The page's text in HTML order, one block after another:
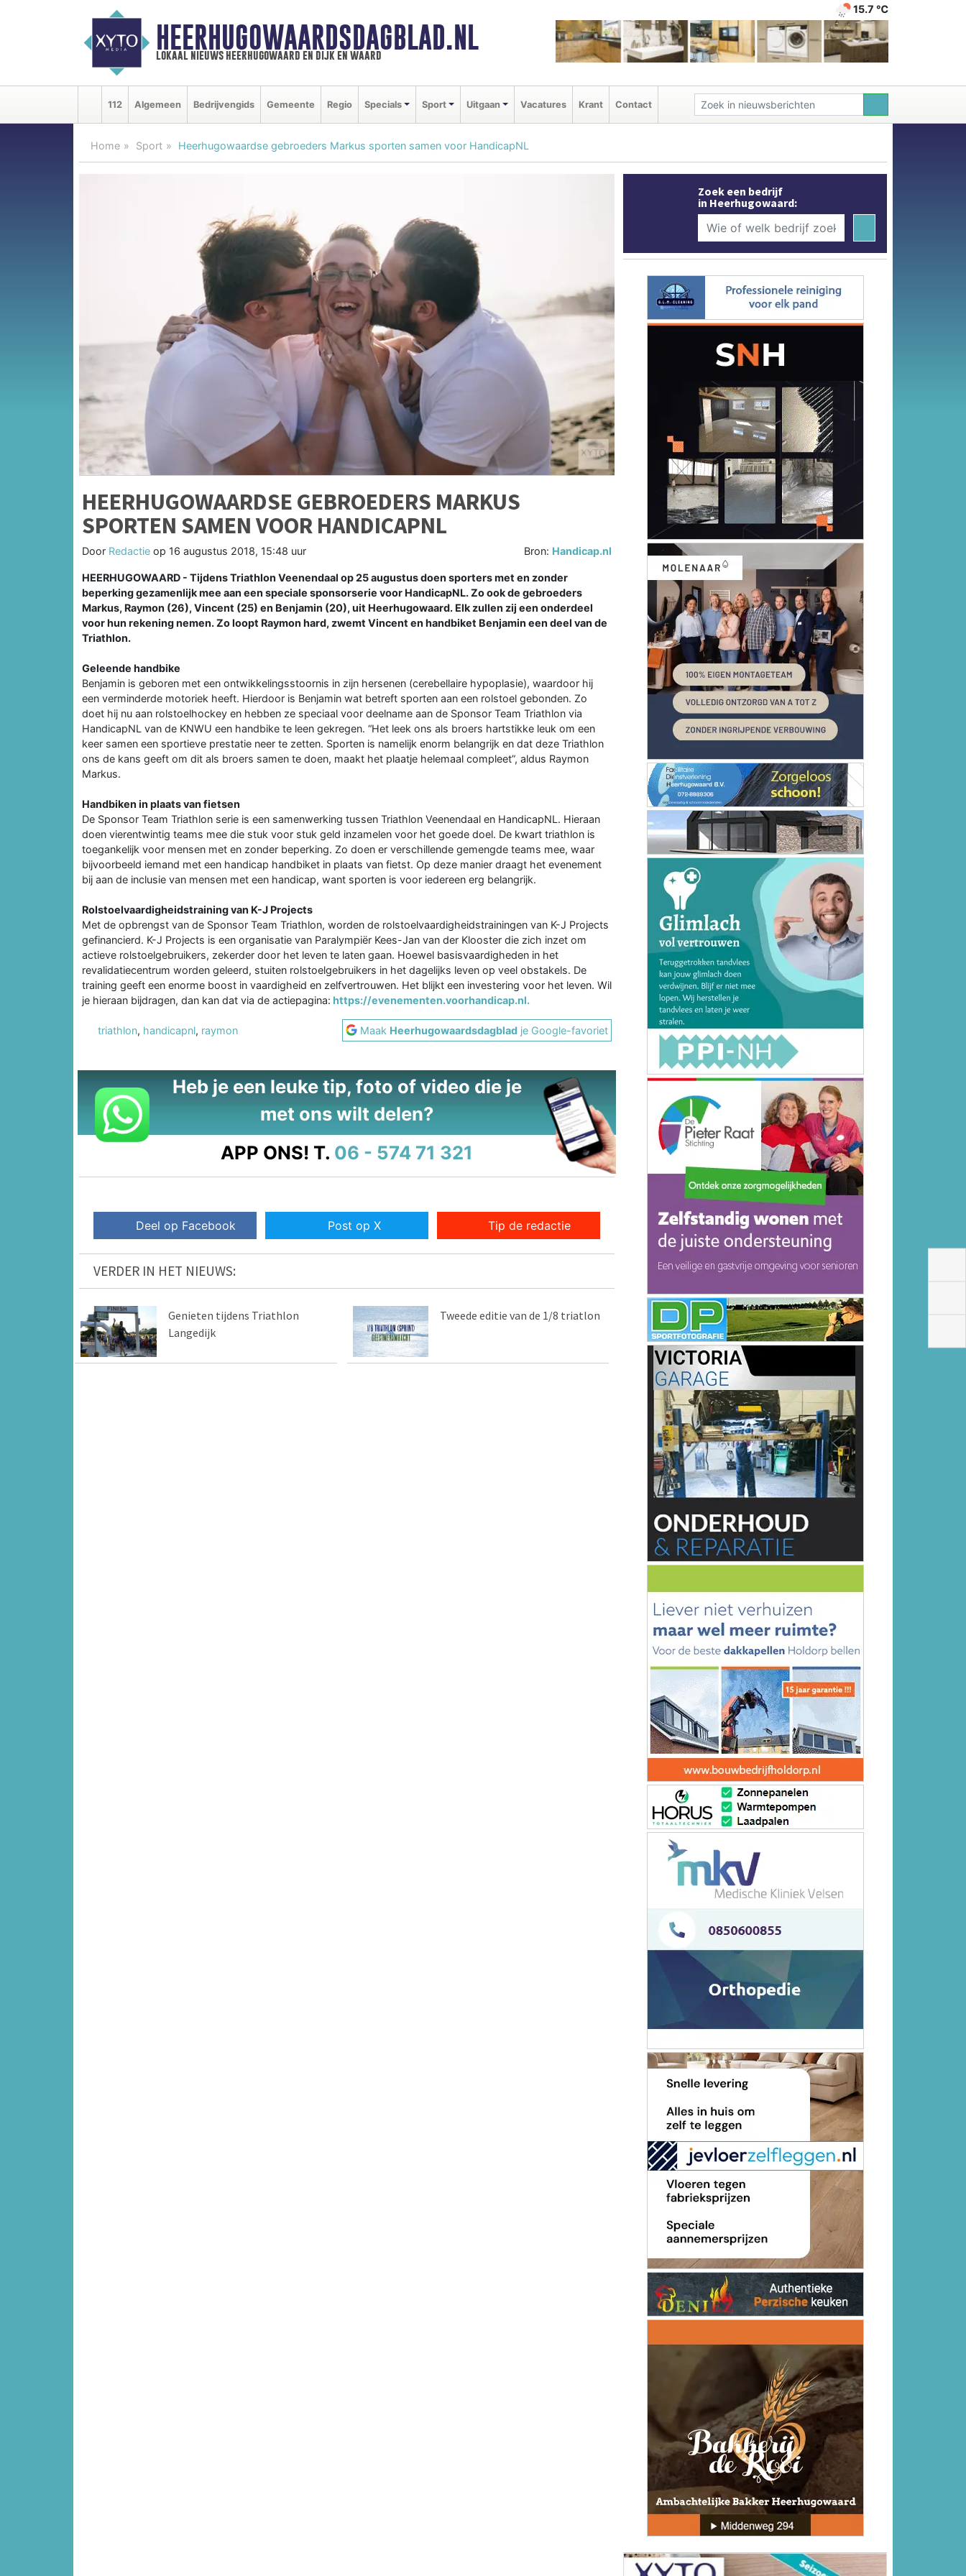
HEERHUGOWAARDSDAGBLAD.NL
lokaal nieuws heerhugowaard en dijk en waard
15.7 ℃
112 Algemeen Bedrijvengids Gemeente Regio Specials Sport Uitgaan Vacatures Krant Contact
Home Sport Heerhugowaardse gebroeders Markus sporten samen voor HandicapNL
HEERHUGOWAARDSE GEBROEDERS MARKUS
SPORTEN SAMEN VOOR HANDICAPNL
Door Redactie op 16 augustus 2018, 15:48 uur Bron: Handicap.nl
HEERHUGOWAARD - Tijdens Triathlon Veenendaal op 25 augustus doen sporters met en zonder
beperking gezamenlijk mee aan een speciale sponsorserie voor HandicapNL. Zo ook de gebroeders
Markus, Raymon (26), Vincent (25) en Benjamin (20), uit Heerhugowaard. Elk zullen zij een onderdeel
voor hun rekening nemen. Zo loopt Raymon hard, zwemt Vincent en handbiket Benjamin een deel van de
Triathlon.
Geleende handbike
Benjamin is geboren met een ontwikkelingsstoornis in zijn hersenen (cerebellaire hypoplasie), waardoor hij
een verminderde motoriek heeft. Hierdoor is Benjamin wat betreft sporten aan een rolstoel gebonden. Zo
doet hij nu aan rolstoelhockey en hebben ze speciaal voor deelname aan de Sponsor Team Triathlon via
HandicapNL van de KNWU een handbike te leen gekregen. “Het leek ons als broers hartstikke leuk om een
keer samen een sportieve prestatie neer te zetten. Sporten is namelijk enorm belangrijk en dat deze Triathlon
ons de kans geeft om dit als broers samen te doen, maakt het plaatje helemaal compleet”, aldus Raymon
Markus.
Handbiken in plaats van fietsen
De Sponsor Team Triathlon serie is een samenwerking tussen Triathlon Veenendaal en HandicapNL. Hieraan
doen vierentwintig teams mee die stuk voor stuk geld inzamelen voor het goede doel. De kwart triathlon is
toegankelijk voor mensen met en zonder beperking. Zo doen er verschillende gemengde teams mee, waar
bijvoorbeeld iemand met een handicap handbiket in plaats van fietst. Op deze manier draagt het evenement
bij aan de inclusie van mensen met een handicap, want sporten is voor iedereen erg belangrijk.
Rolstoelvaardigheidstraining van K-J Projects
Met de opbrengst van de Sponsor Team Triathlon, worden de rolstoelvaardigheidstrainingen van K-J Projects
gefinancierd. K-J Projects is een organisatie van Paralympiër Kees-Jan van der Klooster die zich inzet om
actieve rolstoelgebruikers, zekerder door het leven te laten gaan. Hoewel basisvaardigheden in het
revalidatiecentrum worden geleerd, stuiten rolstoelgebruikers in het dagelijks leven op veel obstakels. De
training geeft een enorme boost in vaardigheid en zelfvertrouwen. Het blijkt een investering voor het leven. Wil
je hieraan bijdragen, dan kan dat via de actiepagina: https://evenementen.voorhandicap.nl.
triathlon, handicapnl, raymon Maak Heerhugowaardsdagblad je Google-favoriet
Heb je een leuke tip, foto of video die je
met ons wilt delen?
APP ONS! T. 06 - 574 71 321
Deel op Facebook Post op X Tip de redactie
VERDER IN HET NIEUWS:
Genieten tijdens Triathlon
Langedijk
Tweede editie van de 1/8 triatlon
Zoek een bedrijf
in Heerhugowaard: